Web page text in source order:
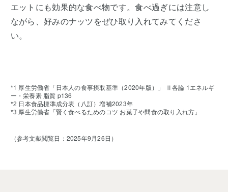
エットにも効果的な食べ物です。食べ過ぎには注意し
ながら、好みのナッツをぜひ取り入れてみてくださ
い。
*1 厚生労働省「日本人の食事摂取基準（2020年版）」 Ⅱ各論 1エネルギ
ー・栄養素 脂質 p136
*2 日本食品標準成分表（八訂）増補2023年
*3 厚生労働省「賢く食べるためのコツ お菓子や間食の取り入れ方」
（参考文献閲覧日：2025年9月26日）